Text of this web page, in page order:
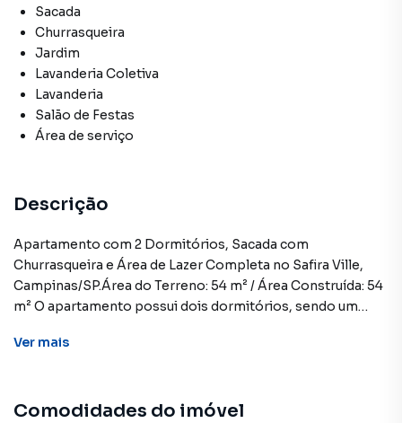
Sacada
Churrasqueira
Jardim
Lavanderia Coletiva
Lavanderia
Salão de Festas
Área de serviço
Descrição
Apartamento com 2 Dormitórios, Sacada com
Churrasqueira e Área de Lazer Completa no Safira Ville,
Campinas/SP.Área do Terreno: 54 m² / Área Construída: 54
m² O apartamento possui dois dormitórios, sendo um
inclui uma churrasqueira, proporcionando um espaço ideal
moto, oferecendo maior comodidade.A área de lazer do
Ver mais
Comodidades do imóvel